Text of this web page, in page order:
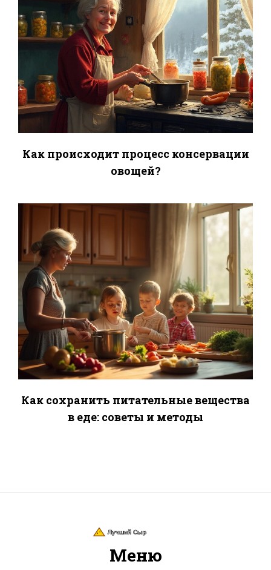
Как происходит процесс консервации
овощей?
Как сохранить питательные вещества
в еде: советы и методы
Меню